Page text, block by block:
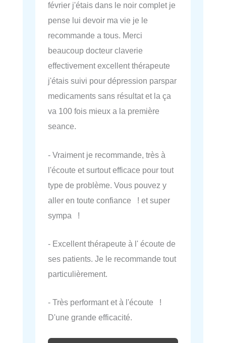
février j'étais dans le noir complet je
pense lui devoir ma vie je le
recommande a tous. Merci
beaucoup docteur claverie
effectivement excellent thérapeute
j'étais suivi pour dépression parspar
medicaments sans résultat et la ça
va 100 fois mieux a la première
seance.
- Vraiment je recommande, très à
l'écoute et surtout efficace pour tout
type de problème. Vous pouvez y
aller en toute confiance ! et super
sympa !
- Excellent thérapeute à l' écoute de
ses patients. Je le recommande tout
particulièrement.
- Très performant et à l'écoute !
D'une grande efficacité.